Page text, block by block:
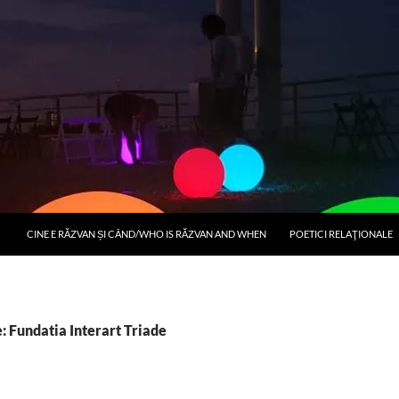
CINE E RĂZVAN ȘI CÂND/WHO IS RĂZVAN AND WHEN POETICI RELAŢIONALE
Fundatia Interart Triade